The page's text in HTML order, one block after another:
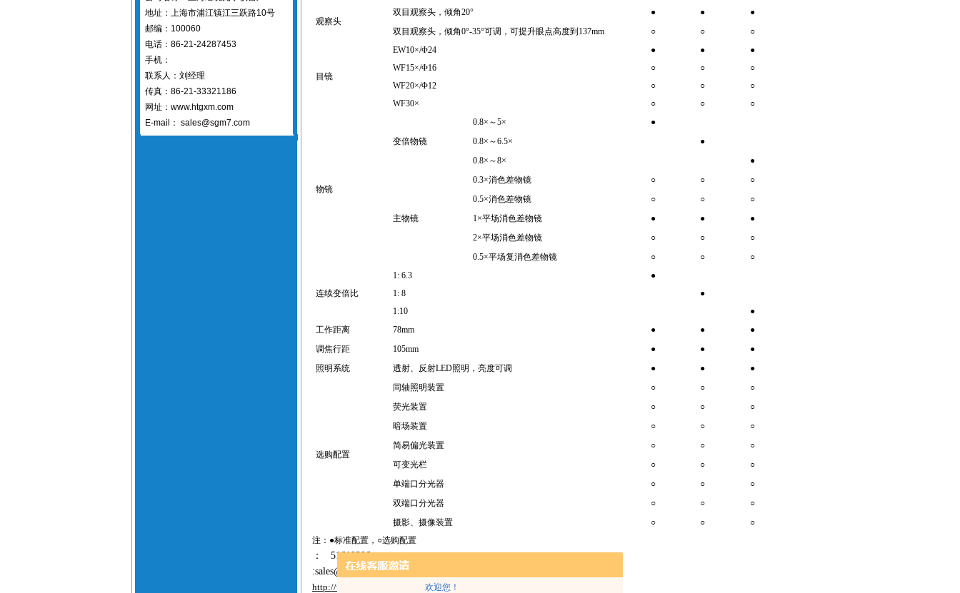
欢迎您！
地址：上海市浦江镇江三跃路10号
邮编：100060
电话：86-21-24287453
手机：
联系人：刘经理
传真：86-21-33321186
网址：www.htgxm.com
E-mail： sales@sgm7.com
观察头
双目观察头，倾角20° ● ●
●
双目观察头，倾角0°-35°可调，可提升眼点高度到 137mm ○ ○ ○
目镜
EW10×/Φ24 ● ●
●
WF15×/Φ16 ○ ○
○
WF20×/Φ12 ○ ○
○
WF30× ○ ○ ○
物镜
变倍物镜
0.8×～5×
●
0.8×～6.5×
●
0.8×～8× ●
主物镜
0.3×消色差物镜 ○ ○
○
0.5×消色差物镜 ○ ○
○
1×平场消色差物镜 ● ●
●
2×平场消色差物镜 ○ ○
○
0.5×平场复消色差物镜 ○ ○ ○
连续变倍比
1: 6.3
●
1: 8
●
1:10
●
工作距离
78mm ● ●
●
调焦行距
105mm ● ●
●
照明系统
透射、反射LED照明，亮度可调 ● ● ●
选购配置
同轴照明装置 ○ ○
○
荧光装置
○ ○
○
暗场装置
○ ○
○
简易偏光装置
○ ○
○
可变光栏
○ ○
○
单端口分光器
○ ○
○
双端口分光器
○ ○
○
摄影、摄像装置
○ ○
○
注： ●标准配置， ○选购配置
：
51619306
:sales@htxwj.com
http://www.htxwj.com
工业显微镜